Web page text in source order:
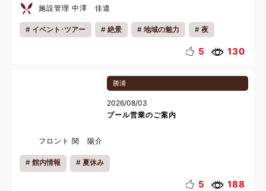
施設管理 中澤 佳道
イベント･ツアー 絶景 地域の魅力 夜
5 130
勝浦
2026/08/03
プール営業のご案内
フロント 関 陽介
館内情報 夏休み
5 188